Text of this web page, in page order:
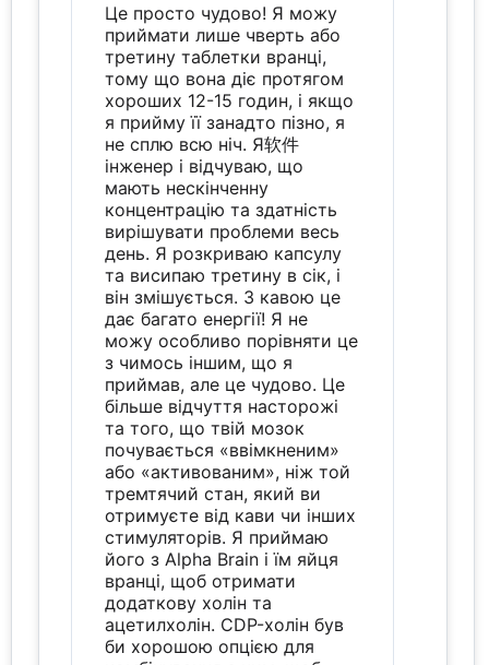
Це просто чудово! Я можу
приймати лише чверть або
третину таблетки вранці,
тому що вона діє протягом
хороших 12-15 годин, і якщо
я прийму її занадто пізно, я
не сплю всю ніч. Я软件
інженер і відчуваю, що
мають нескінченну
концентрацію та здатність
вирішувати проблеми весь
день. Я розкриваю капсулу
та висипаю третину в сік, і
він змішується. З кавою це
дає багато енергії! Я не
можу особливо порівняти це
з чимось іншим, що я
приймав, але це чудово. Це
більше відчуття насторожі
та того, що твій мозок
почувається «ввімкненим»
або «активованим», ніж той
тремтячий стан, який ви
отримуєте від кави чи інших
стимуляторів. Я приймаю
його з Alpha Brain і їм яйця
вранці, щоб отримати
додаткову холін та
ацетилхолін. CDP-холін був
би хорошою опцією для